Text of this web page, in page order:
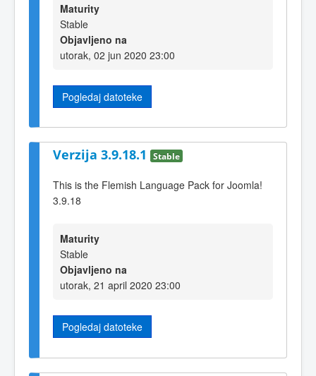
Maturity
Stable
Objavljeno na
utorak, 02 jun 2020 23:00
Pogledaj datoteke
Verzija 3.9.18.1 Stable
This is the Flemish Language Pack for Joomla!
3.9.18
Maturity
Stable
Objavljeno na
utorak, 21 april 2020 23:00
Pogledaj datoteke